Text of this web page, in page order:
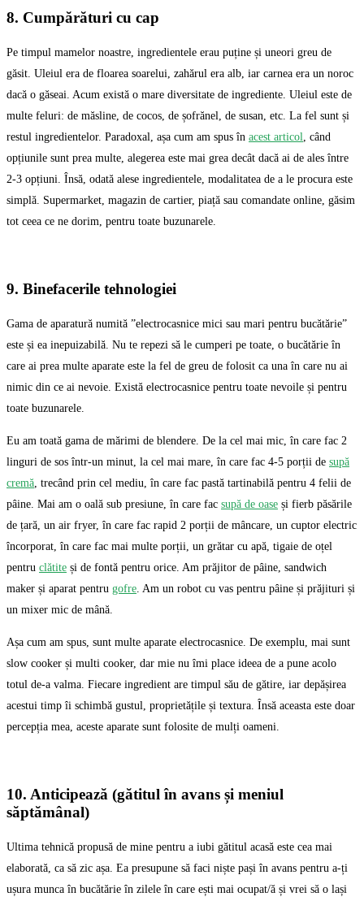
8. Cumpărături cu cap
Pe timpul mamelor noastre, ingredientele erau puține și uneori greu de
găsit. Uleiul era de floarea soarelui, zahărul era alb, iar carnea era un noroc
dacă o găseai. Acum există o mare diversitate de ingrediente. Uleiul este de
multe feluri: de măsline, de cocos, de șofrănel, de susan, etc. La fel sunt și
restul ingredientelor. Paradoxal, așa cum am spus în acest articol , când
opțiunile sunt prea multe, alegerea este mai grea decât dacă ai de ales între
2-3 opțiuni. Însă, odată alese ingredientele, modalitatea de a le procura este
simplă. Supermarket, magazin de cartier, piață sau comandate online, găsim
tot ceea ce ne dorim, pentru toate buzunarele.
9. Binefacerile tehnologiei
Gama de aparatură numită ”electrocasnice mici sau mari pentru bucătărie”
este și ea inepuizabilă. Nu te repezi să le cumperi pe toate, o bucătărie în
care ai prea multe aparate este la fel de greu de folosit ca una în care nu ai
nimic din ce ai nevoie. Există electrocasnice pentru toate nevoile și pentru
toate buzunarele.
Eu am toată gama de mărimi de blendere. De la cel mai mic, în care fac 2
linguri de sos într-un minut, la cel mai mare, în care fac 4-5 porții de supă
cremă , trecând prin cel mediu, în care fac pastă tartinabilă pentru 4 felii de
pâine. Mai am o oală sub presiune, în care fac supă de oase și fierb păsările
de țară, un air fryer, în care fac rapid 2 porții de mâncare, un cuptor electric
încorporat, în care fac mai multe porții, un grătar cu apă, tigaie de oțel
pentru clătite și de fontă pentru orice. Am prăjitor de pâine, sandwich
maker și aparat pentru gofre . Am un robot cu vas pentru pâine și prăjituri și
un mixer mic de mână.
Așa cum am spus, sunt multe aparate electrocasnice. De exemplu, mai sunt
slow cooker și multi cooker, dar mie nu îmi place ideea de a pune acolo
totul de-a valma. Fiecare ingredient are timpul său de gătire, iar depășirea
acestui timp îi schimbă gustul, proprietățile și textura. Însă aceasta este doar
percepția mea, aceste aparate sunt folosite de mulți oameni.
10. Anticipează (gătitul în avans și meniul
săptămânal)
Ultima tehnică propusă de mine pentru a iubi gătitul acasă este cea mai
elaborată, ca să zic așa. Ea presupune să faci niște pași în avans pentru a-ți
ușura munca în bucătărie în zilele în care ești mai ocupat/ă și vrei să o lași